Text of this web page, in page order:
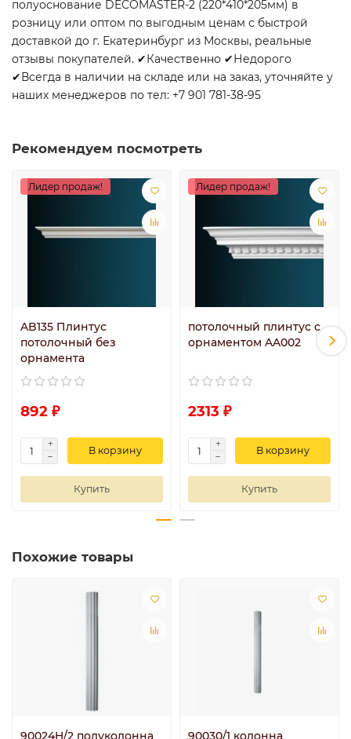
полуоснование DECOMASTER-2 (220*410*205мм) в
розницу или оптом по выгодным ценам с быстрой
доставкой до г. Екатеринбург из Москвы, реальные
отзывы покупателей. ✔Качественно ✔Недорого
✔Всегда в наличии на складе или на заказ, уточняйте у
наших менеджеров по тел: +7 901 781-38-95
Рекомендуем посмотреть
Лидер продаж!
AB135 Плинтус
потолочный без
орнамента
892 ₽
В корзину
Купить
Лидер продаж!
потолочный плинтус с
орнаментом AA002
2313 ₽
В корзину
Купить
Похожие товары
90024H/2 полуколонна
90030/1 колонна